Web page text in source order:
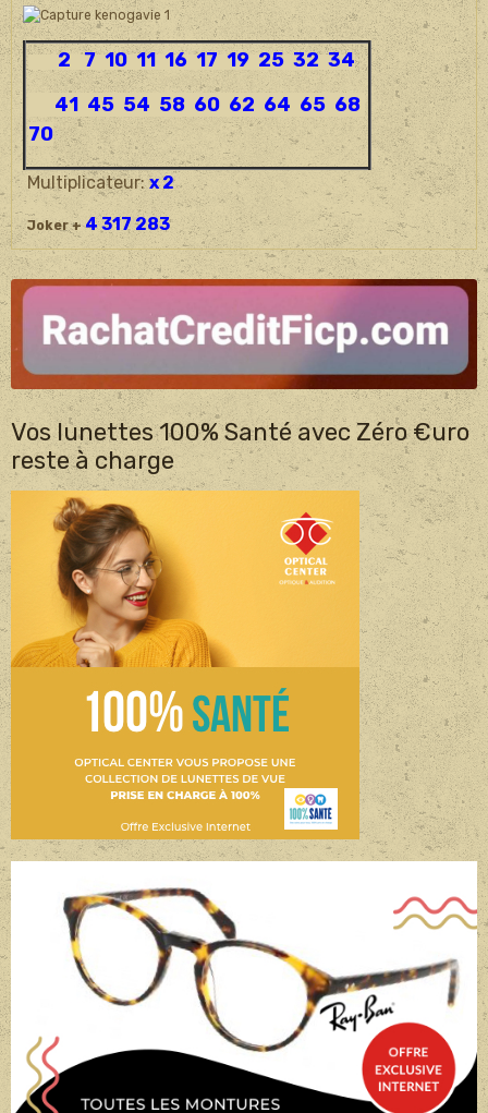
2 7 10 11 16 17 19 25 32 34
41 45 54 58 60 62 64 65 68
70
Multiplicateur:x 2
Joker +4 317 283
Vos lunettes 100% Santé avec Zéro €uro
reste à charge